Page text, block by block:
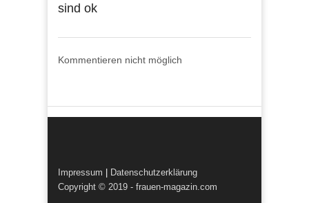
sind ok
Kommentieren nicht möglich
Impressum
Datenschutzerklärung
Copyright © 2019 - frauen-magazin.com